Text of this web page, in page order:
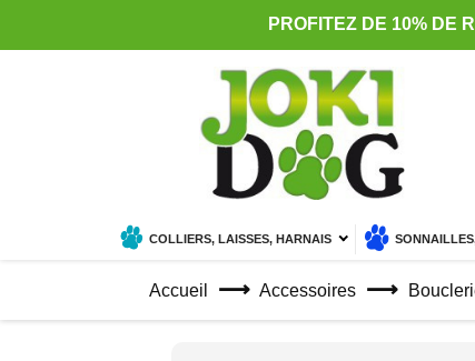
PROFITEZ DE 10% DE
COLLIERS, LAISSES, HARNAIS
Accueil Accessoires